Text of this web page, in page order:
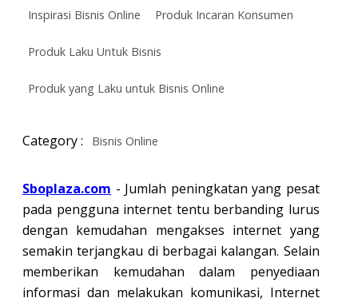
Inspirasi Bisnis Online Produk Incaran Konsumen
Produk Laku Untuk Bisnis
Produk yang Laku untuk Bisnis Online
Category : Bisnis Online
Sboplaza.com - Jumlah peningkatan yang pesat
pada pengguna internet tentu berbanding lurus
dengan kemudahan mengakses internet yang
semakin terjangkau di berbagai kalangan. Selain
memberikan kemudahan dalam penyediaan
informasi dan melakukan komunikasi, Internet